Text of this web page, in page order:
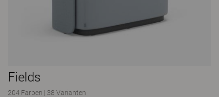
Fields
204 Farben | 38 Varianten